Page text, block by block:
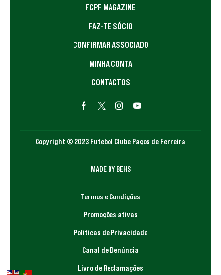
FCPF MAGAZINE
FAZ-TE SÓCIO
CONFIRMAR ASSOCIADO
MINHA CONTA
CONTACTOS
Copyright © 2023 Futebol Clube Paços de Ferreira
MADE BY BEHS
Termos e Condições
Promoções ativas
Políticas de Privacidade
Canal de Denúncia
Livro de Reclamações